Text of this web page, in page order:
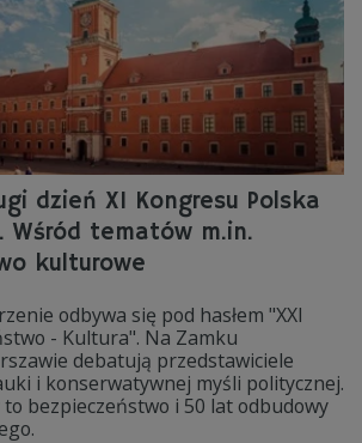
dzień XI Kongresu Polska
Wśród tematów m.in.
kulturowe
odbywa się pod hasłem "XXI
- Kultura". Na Zamku
debatują przedstawiciele
i konserwatywnej myśli politycznej.
bezpieczeństwo i 50 lat odbudowy